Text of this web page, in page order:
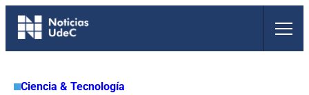
Saltar
Ciencia & Tecnología